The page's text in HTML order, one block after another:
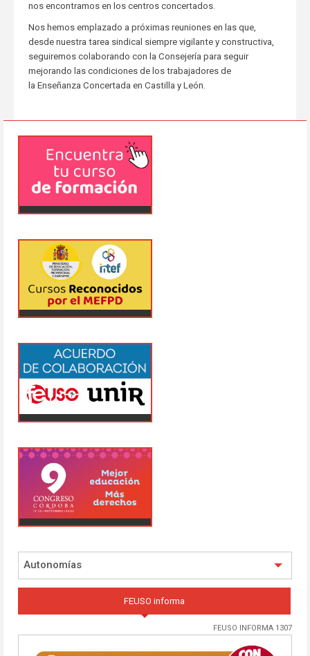
nos encontramos en los centros concertados.
Nos hemos emplazado a próximas reuniones en las que,
desde nuestra tarea sindical siempre vigilante y constructiva,
seguiremos colaborando con la Consejería para seguir
mejorando las condiciones de los trabajadores de
la Enseñanza Concertada en Castilla y León.
Autonomías
FEUSO informa
FEUSO INFORMA 1307